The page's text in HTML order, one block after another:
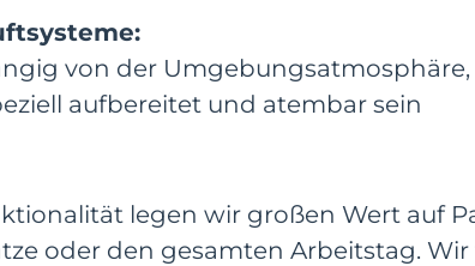
von der
aufbereitet und atembar sein
legen wir großen Wert auf
oder den gesamten Arbeitstag.